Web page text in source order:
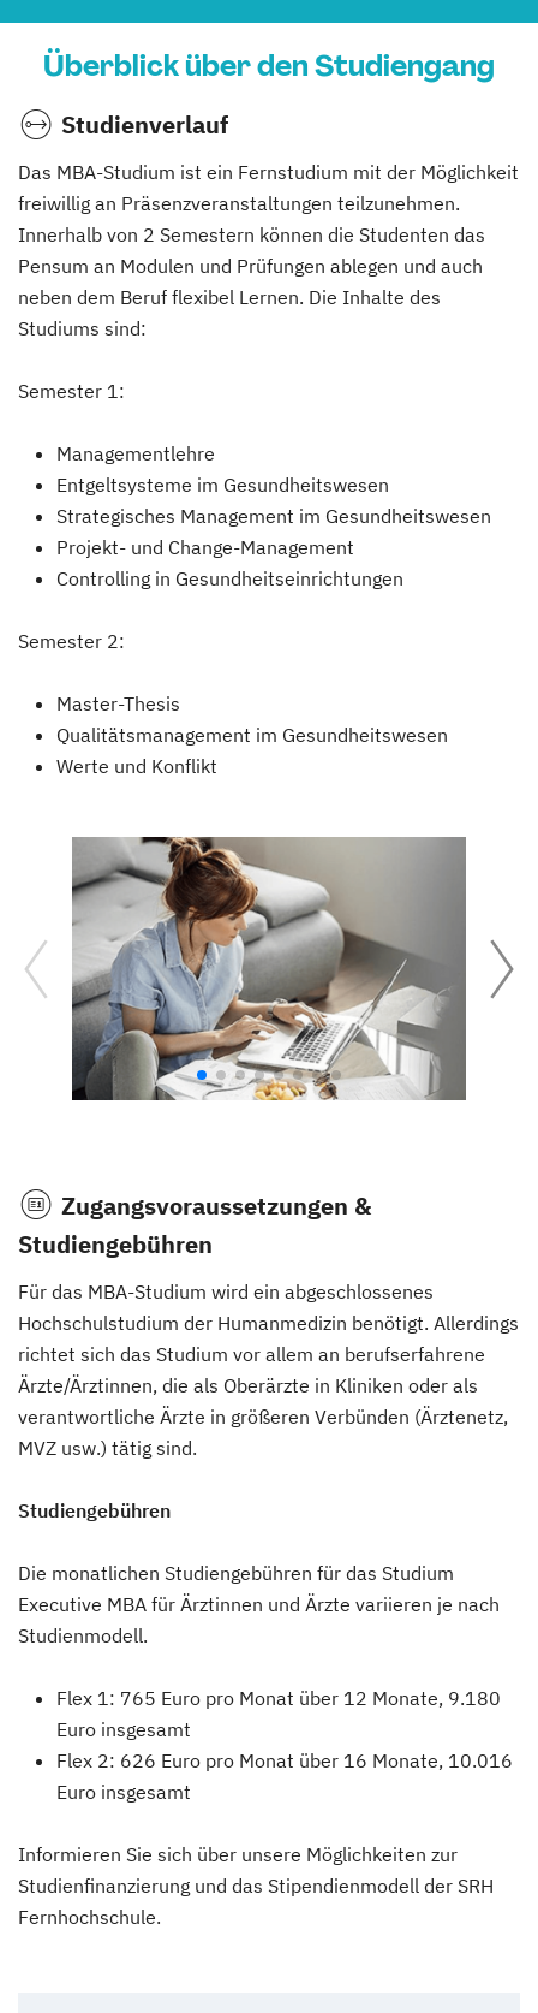
Überblick über den Studiengang
Studienverlauf
Das MBA-Studium ist ein Fernstudium mit der Möglichkeit
freiwillig an Präsenzveranstaltungen teilzunehmen.
Innerhalb von 2 Semestern können die Studenten das
Pensum an Modulen und Prüfungen ablegen und auch
neben dem Beruf flexibel Lernen. Die Inhalte des
Studiums sind:
Semester 1:
Managementlehre
Entgeltsysteme im Gesundheitswesen
Strategisches Management im Gesundheitswesen
Projekt- und Change-Management
Controlling in Gesundheitseinrichtungen
Semester 2:
Master-Thesis
Qualitätsmanagement im Gesundheitswesen
Werte und Konflikt
Zugangsvoraussetzungen &
Studiengebühren
Für das MBA-Studium wird ein abgeschlossenes
Hochschulstudium der Humanmedizin benötigt. Allerdings
richtet sich das Studium vor allem an berufserfahrene
Ärzte/Ärztinnen, die als Oberärzte in Kliniken oder als
verantwortliche Ärzte in größeren Verbünden (Ärztenetz,
MVZ usw.) tätig sind.
Studiengebühren
Die monatlichen Studiengebühren für das Studium
Executive MBA für Ärztinnen und Ärzte variieren je nach
Studienmodell.
Flex 1: 765 Euro pro Monat über 12 Monate, 9.180
Euro insgesamt
Flex 2: 626 Euro pro Monat über 16 Monate, 10.016
Euro insgesamt
Informieren Sie sich über unsere Möglichkeiten zur
Studienfinanzierung und das Stipendienmodell der SRH
Fernhochschule.